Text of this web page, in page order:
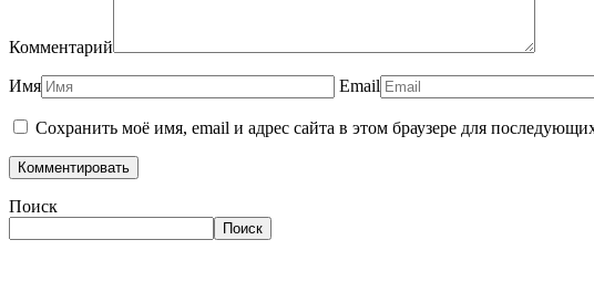
Комментарий
Имя Email
Сохранить моё имя, email и адрес сайта в этом браузере для
Поиск
Поиск